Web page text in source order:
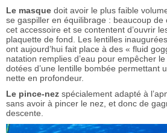
Le masque doit avoir le plus faible
se gaspiller en équilibrage : beaucoup
cet accessoire et se contentent d’ouvrir
plaquette de fond. Les lentilles
ont aujourd’hui fait place à des « fluid
natation remplies d’eau pour empêcher
dotées d’une lentille bombée permettant
nette en profondeur.
Le pince-nez spécialement adapté à
sans avoir à pincer le nez, et donc de
descente.